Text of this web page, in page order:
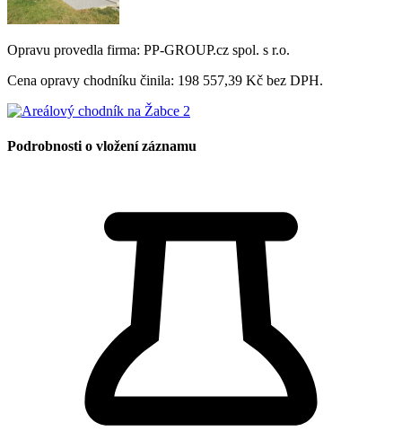
Opravu provedla firma: PP-GROUP.cz spol. s r.o.
Cena opravy chodníku činila: 198 557,39 Kč bez DPH.
Podrobnosti o vložení záznamu